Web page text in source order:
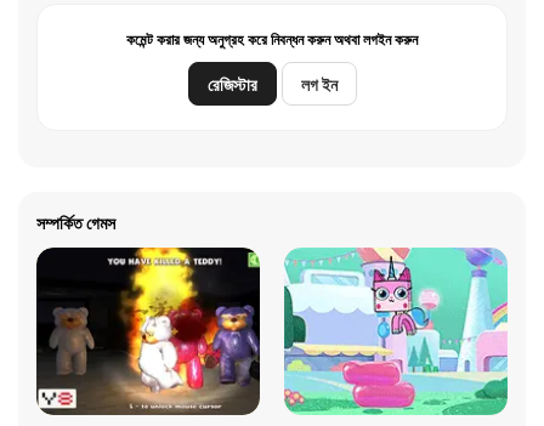
কমেন্ট করার জন্য অনুগ্রহ করে নিবন্ধন করুন অথবা লগইন করুন
রেজিস্টার লগ ইন
সম্পর্কিত গেমস